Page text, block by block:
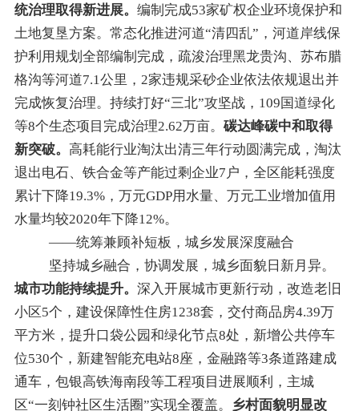
统治理取得新进展。 编制完成53家矿权企业环境保护和
土地复垦方案。 常态化推进河道“清四乱” ， 河道岸线保
护利用规划全部编制完成， 疏浚治理黑龙贵沟、苏布腊
格沟等河道7.1公里 ， 2家违规采砂企业依法依规退出并
完成恢复治理。持续打好“三北”攻坚战，109国道绿化
等8个生态项目 完成治理2.62万亩。 碳达峰碳中和取得
新突破。 高耗能行业淘汰出清三年行动圆满完成，淘汰
退出电石、铁合金等产能过剩企业7户，全区能耗强度
累计下降19.3%，万元GDP用水量、万元工业增加值用
水量均较2020年下降12%。
——统筹兼顾补短板，城乡发展深度融合
坚持城乡融合，协调发展，城乡面貌日新月异。
城市功能持续提升。 深入开展城市更新行动，改造老旧
小区5个，建设保障性住房1238套 ， 交付商品房4.39万
平方米， 提升口袋公园和绿化节点8处，新增公共停车
位530个，新建智能充电站8座，金融路等3条道路建成
通车，包银高铁海南段等工程项目进展顺利，主城
区“一刻钟社区生活圈”实现全覆盖。 乡村面貌明显改